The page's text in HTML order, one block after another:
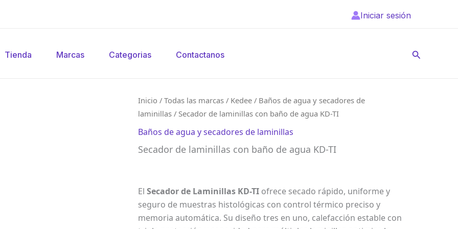
Iniciar sesión
Tienda Marcas Categorias Contactanos Buscar
Inicio /Todas las marcas / Kedee / Baños de agua y secadores de
laminillas / Secador de laminillas con baño de agua KD-TI
Baños de agua y secadores de laminillas
Secador de laminillas con baño de agua KD-TI
ElSecador de Laminillas KD-TI ofrece secado rápido, uniforme y
seguro de muestras histológicas con control térmico preciso y
memoria automática. Su diseño tres en uno, calefacción estable con